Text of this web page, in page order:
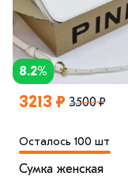
8.2%
3213 ₽ 3500 ₽
Осталось 100 шт
Сумка женская